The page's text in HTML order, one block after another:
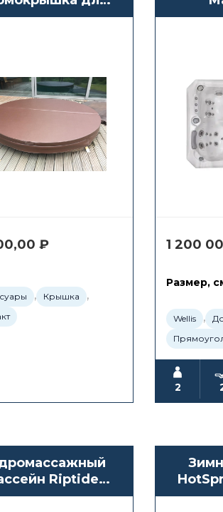
джакузи и
₽
, Крышка ,
1 200
Размер,
Wellis ,
2
Riptide
170 Oasis